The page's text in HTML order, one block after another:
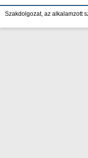
Szakdolgozat, az alkalamzott